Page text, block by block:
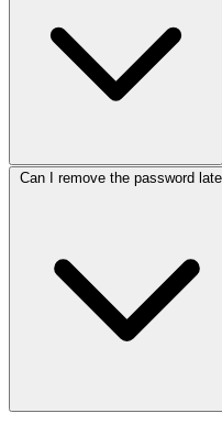
Can I remove the password